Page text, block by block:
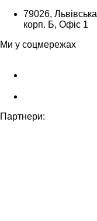
79026,
корп. Б, Офіс 1
Ми у соцмережах
Партнери: